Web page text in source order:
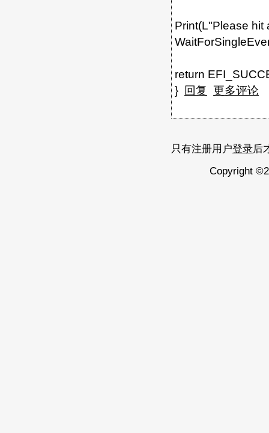
Print(L"Please hit
return
}
回复 更多评论
只有注册用户登录后
Copyright